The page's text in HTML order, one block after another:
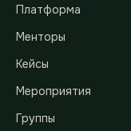
Платформа
Менторы
Кейсы
Мероприятия
Группы